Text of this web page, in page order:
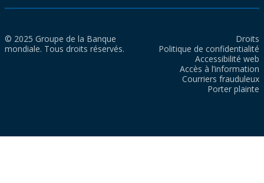
© 2025 Groupe de la Banque
mondiale. Tous droits réservés.
Droits
Politique de confidentialité
Accessibilité web
Accès à l’information
Courriers frauduleux
Porter plainte